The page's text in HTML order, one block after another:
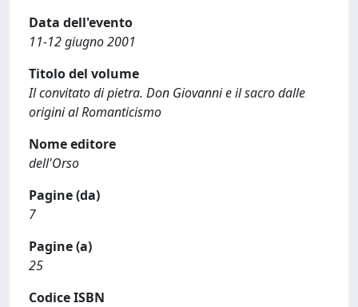
Data dell'evento
11-12 giugno 2001
Titolo del volume
Il convitato di pietra. Don Giovanni e il sacro dalle
origini al Romanticismo
Nome editore
dell'Orso
Pagine (da)
7
Pagine (a)
25
Codice ISBN